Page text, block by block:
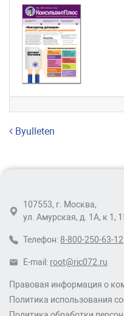
Навигация
Byulleten
Правовая информация о
Политика использования
107553, г. Москва,
ул. Амурская, д. 1А, к 1,
Телефон: 8-800-250-63-12
E-mail: root@ric072.ru